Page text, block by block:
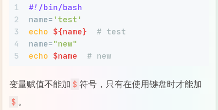
1
2
3
4
5
#!/bin/bash
name= 'test'
echo ${name}
# test
name="new"
echo $name # new
变量赋值不能加 $ 符号，只有在使用键盘时才能加
$ 。